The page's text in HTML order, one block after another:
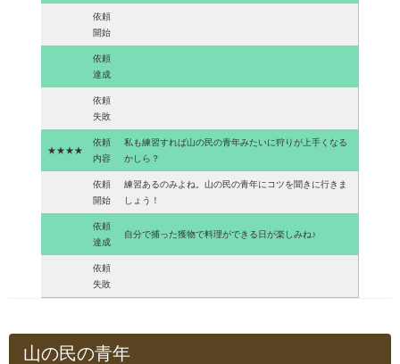
依頼
開始
依頼
達成
依頼
失敗
★★★★
依頼
内容
私も練習すれば山の民の青年みたいに狩りが上手くなる
かしら？
依頼
開始
練習あるのみよね。山の民の青年にコツを聞きに行きま
しょう！
依頼
達成
自分で捕った獲物で料理ができる日が楽しみね♪
依頼
失敗
山の民の青年